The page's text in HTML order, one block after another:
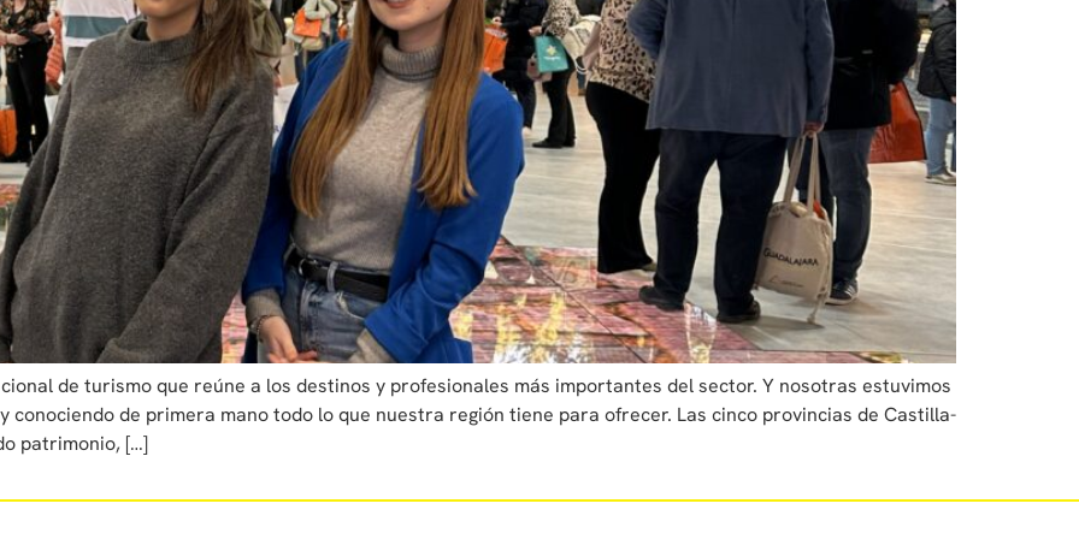
de turismo que reúne a los destinos y profesionales más importantes del sector. Y nosotras estuvimos
conociendo de primera mano todo lo que nuestra región tiene para ofrecer. Las cinco provincias de Castilla-
patrimonio, […]